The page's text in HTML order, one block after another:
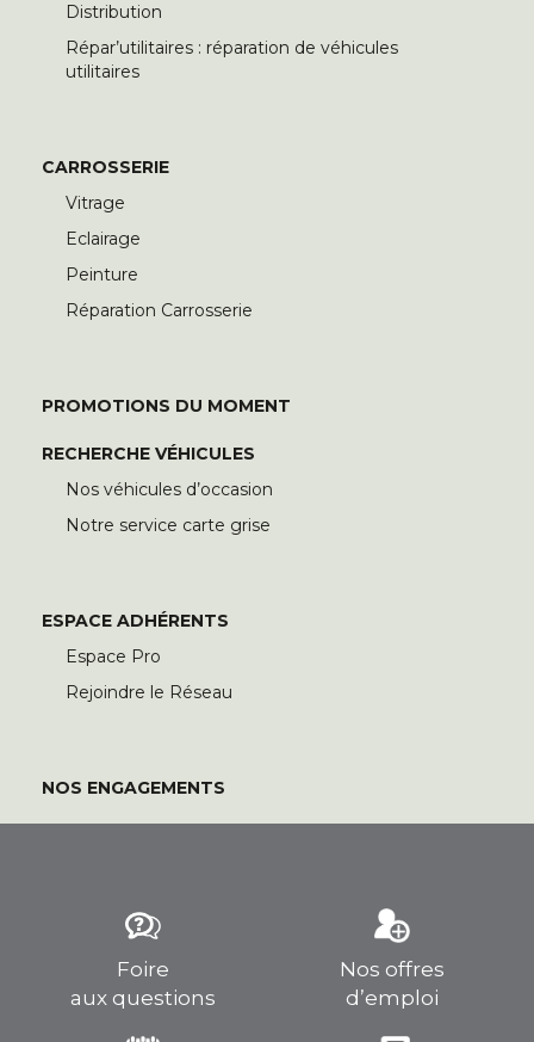
Distribution
Répar’utilitaires : réparation de véhicules
utilitaires
CARROSSERIE
Vitrage
Eclairage
Peinture
Réparation Carrosserie
PROMOTIONS DU MOMENT
RECHERCHE VÉHICULES
Nos véhicules d’occasion
Notre service carte grise
ESPACE ADHÉRENTS
Espace Pro
Rejoindre le Réseau
NOS ENGAGEMENTS
Foire
aux questions
Nos offres
d’emploi